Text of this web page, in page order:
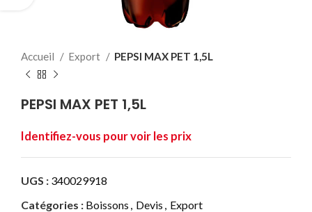
Accueil Export PEPSI MAX PET 1,5L
PEPSI MAX PET 1,5L
UGS : 340029918
Catégories : Boissons , Devis , Export